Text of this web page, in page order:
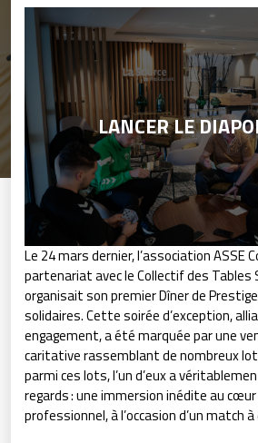
LANCER LE
Le 24 mars dernier, l’association ASSE
partenariat avec le Collectif des Tables
organisait son premier Dîner de
solidaires. Cette soirée d’exception,
engagement, a été marquée par une
caritative rassemblant de nombreux
parmi ces lots, l’un d’eux a
regards : une immersion inédite au
professionnel, à l’occasion d’un match